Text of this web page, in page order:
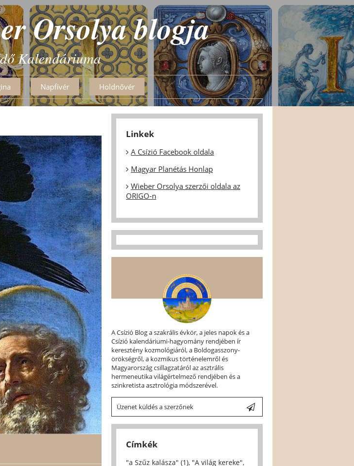
Orsolya blogja
Kalendáriuma
Napfívér Holdnővér
Linkek
A Csízió Facebook oldala
Magyar Planétás Honlap
Wieber Orsolya szerzői oldala az
ORIGO-n
A Csízió Blog a szakrális évkör, a jeles napok és a
Csízió kalendáriumi-hagyomány rendjében ír
keresztény kozmológiáról, a Boldogasszony-
örökségről, a kozmikus történelemről és
Magyarország csillagzatáról az asztrális
hermeneutika világértelmező rendjében és a
szinkretista asztrológia módszerével.
Üzenet küldés a szerzőnek
Címkék
"a Szűz kalásza" (1), "A világ kereke",